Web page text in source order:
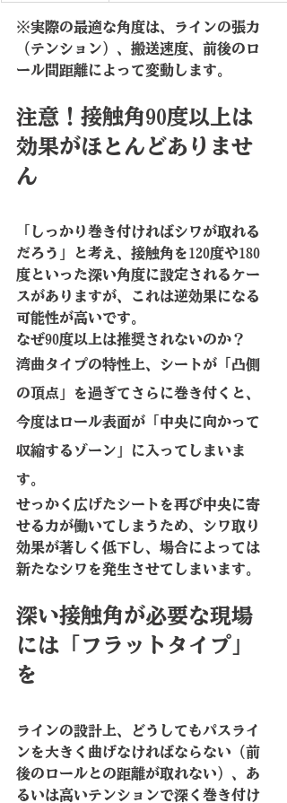
※実際の最適な角度は、ラインの張力
（テンション）、搬送速度、前後のロ
ール間距離によって変動します。
注意！接触角90度以上は
効果がほとんどありませ
ん
「しっかり巻き付ければシワが取れる
だろう」と考え、接触角を120度や180
度といった深い角度に設定されるケー
スがありますが、これは逆効果になる
可能性が高いです。
なぜ90度以上は推奨されないのか？
湾曲タイプの特性上、シートが「凸側
の頂点」を過ぎてさらに巻き付くと、
今度はロール表面が「中央に向かって
収縮するゾーン」に入ってしまいま
す。
せっかく広げたシートを再び中央に寄
せる力が働いてしまうため、シワ取り
効果が著しく低下し、場合によっては
新たなシワを発生させてしまいます。
深い接触角が必要な現場
には「フラットタイプ」
を
ラインの設計上、どうしてもパスライ
ンを大きく曲げなければならない（前
後のロールとの距離が取れない）、あ
るいは高いテンションで深く巻き付け